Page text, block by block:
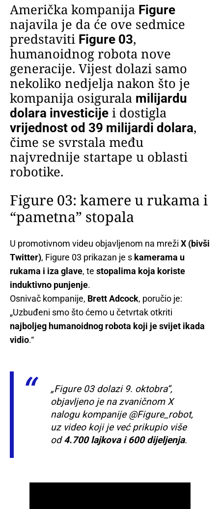
Američka kompanija Figure
najavila je da će ove sedmice
predstaviti Figure 03,
humanoidnog robota nove
generacije. Vijest dolazi samo
nekoliko nedjelja nakon što je
kompanija osigurala milijardu
dolara investicije i dostigla
vrijednost od 39 milijardi dolara,
čime se svrstala među
najvrednije startape u oblasti
robotike.
Figure 03: kamere u rukama i
“pametna” stopala
U promotivnom videu objavljenom na mreži X (bivši
Twitter), Figure 03 prikazan je s kamerama u
rukama i iza glave, te stopalima koja koriste
induktivno punjenje.
Osnivač kompanije, Brett Adcock, poručio je:
„Uzbuđeni smo što ćemo u četvrtak otkriti
najboljeg humanoidnog robota koji je svijet ikada
vidio.“
„Figure 03 dolazi 9. oktobra“,
objavljeno je na zvaničnom X
nalogu kompanije @Figure_robot,
uz video koji je već prikupio više
od4.700 lajkova i 600 dijeljenja.